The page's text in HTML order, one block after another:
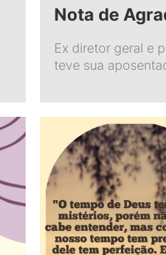
Nota de
Ex diretor geral e
teve sua